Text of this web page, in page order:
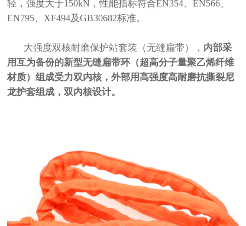
轻，强度大于150kN，性能指标符合EN354、EN566、
EN795、XF494及GB30682标准。
大强度双核耐磨保护站套装（无缝扁带）， 内部采
用互为备份的新型无缝扁带环（超高分子量聚乙烯纤维
材质）组成受力双内核，外部用高强度高耐磨抗撕裂尼
龙护套组成，双内核设计。